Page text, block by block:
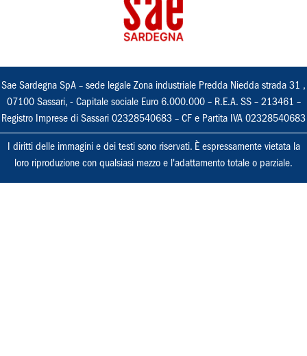
Sae Sardegna SpA – sede legale Zona industriale Predda Niedda strada 31 ,
07100 Sassari, - Capitale sociale Euro 6.000.000 – R.E.A. SS – 213461 –
Registro Imprese di Sassari 02328540683 – CF e Partita IVA 02328540683
I diritti delle immagini e dei testi sono riservati. È espressamente vietata la
loro riproduzione con qualsiasi mezzo e l'adattamento totale o parziale.